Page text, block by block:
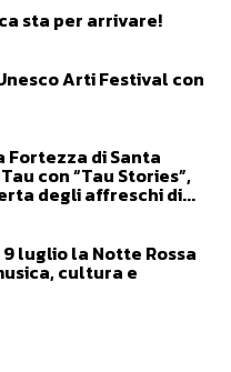
sta per arrivare!
Arti Festival con
di Santa
con “Tau Stories”,
degli affreschi di...
luglio la Notte Rossa
cultura e